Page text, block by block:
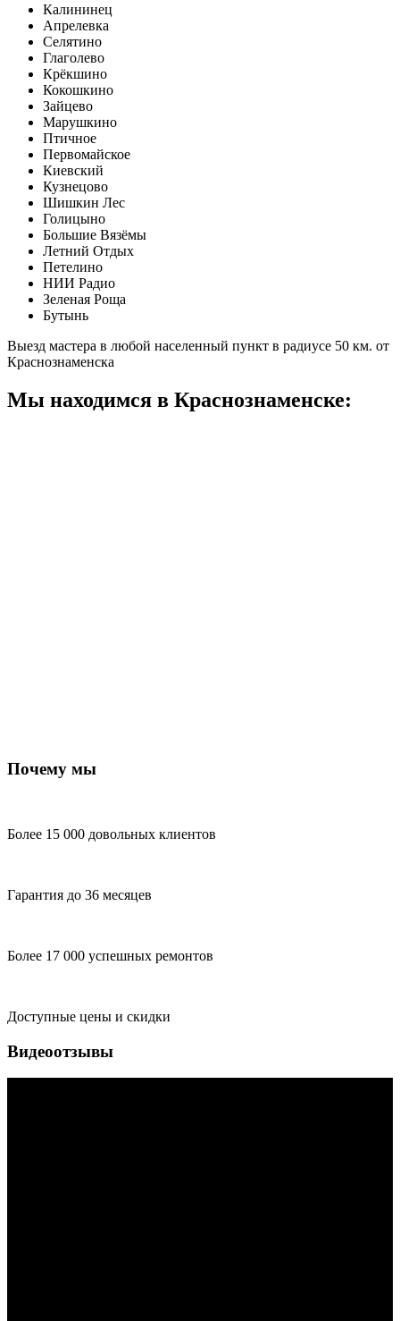
Калининец
Апрелевка
Селятино
Глаголево
Крёкшино
Кокошкино
Зайцево
Марушкино
Птичное
Первомайское
Киевский
Кузнецово
Шишкин Лес
Голицыно
Большие Вязёмы
Летний Отдых
Петелино
НИИ Радио
Зеленая Роща
Бутынь
Выезд мастера в любой населенный пункт в радиусе 50 км. от
Краснознаменска
Мы находимся в Краснознаменске:
Почему мы
Более 15 000 довольных клиентов
Гарантия до 36 месяцев
Более 17 000 успешных ремонтов
Доступные цены и скидки
Видеоотзывы